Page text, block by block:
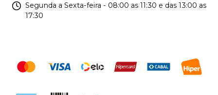
Segunda a Sexta-feira - 08:00 as 11:30 e das 13:00 as
17:30